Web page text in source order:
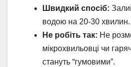
Швидкий спосіб:
водою на 20-30 хвилин.
Не робіть так: Не
мікрохвильовці чи
стануть “гумовими”.